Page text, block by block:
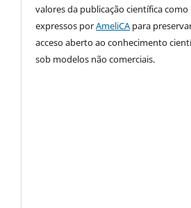
valores da publicação científica como
expressos porAmeliCApara
acceso aberto ao conhecimento
sob modelos não comerciais.